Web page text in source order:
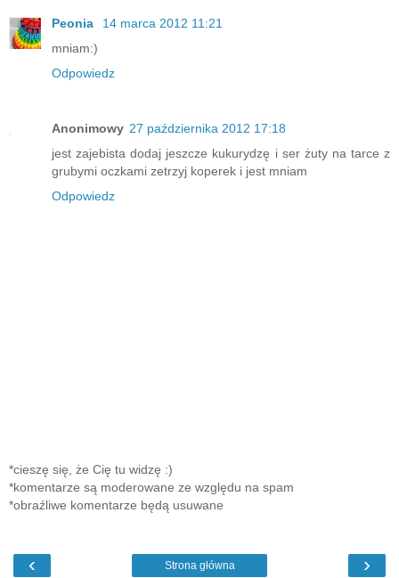
Peonia
14 marca 2012 11:21
mniam:)
Odpowiedz
Anonimowy 27 października 2012 17:18
jest zajebista dodaj jeszcze kukurydzę i ser żuty na tarce z
grubymi oczkami zetrzyj koperek i jest mniam
Odpowiedz
*cieszę się, że Cię tu widzę :)
*komentarze są moderowane ze względu na spam
*obraźliwe komentarze będą usuwane
‹ ›
Strona główna